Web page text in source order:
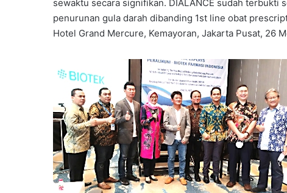
sewaktu secara signifikan. DIALANCE sudah terbukti
penurunan gula darah dibanding 1st line obat
Hotel Grand Mercure, Kemayoran, Jakarta Pusat, 26